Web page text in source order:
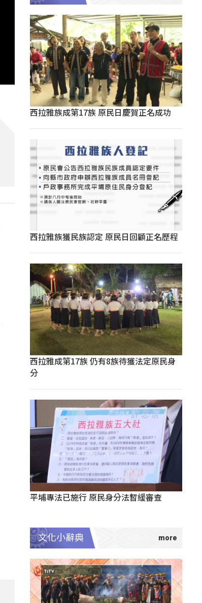
西拉雅族成第17族 原民日慶賀正名成功
西拉雅族獲民族認定 原民日回顧正名歷程
西拉雅成第17族 仍有8族待獲法定原民身
分
平埔專法已施行 原民身分法暫緩審查
文化小辭典